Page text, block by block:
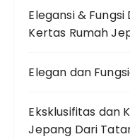
Elegansi &
Kertas Rumah
Elegan dan
Eksklusifitas dan
Jepang Dari